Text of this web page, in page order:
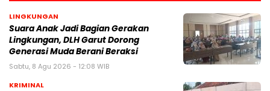
LINGKUNGAN
Suara Anak Jadi Bagian Gerakan
Lingkungan, DLH Garut Dorong
Generasi Muda Berani Beraksi
Sabtu, 8 Agu 2026 - 12:08 WIB
KRIMINAL